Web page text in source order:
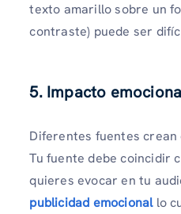
texto amarillo sobre un
contraste) puede ser
5. Impacto
Diferentes fuentes
Tu fuente debe coincidir
quieres evocar en tu
publicidad emocionallo